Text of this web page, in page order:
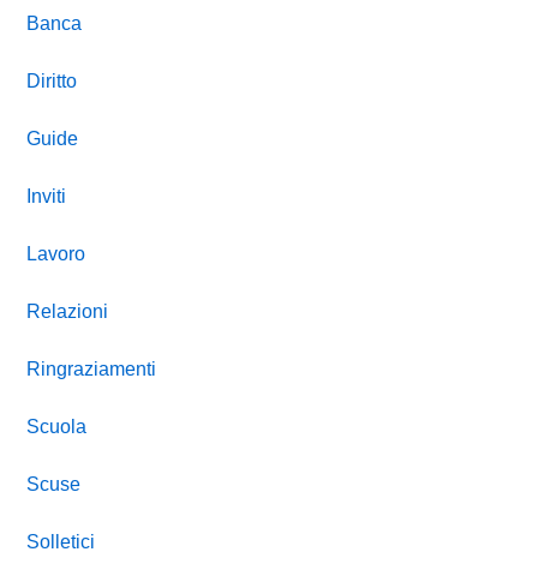
Banca
Diritto
Guide
Inviti
Lavoro
Relazioni
Ringraziamenti
Scuola
Scuse
Solletici